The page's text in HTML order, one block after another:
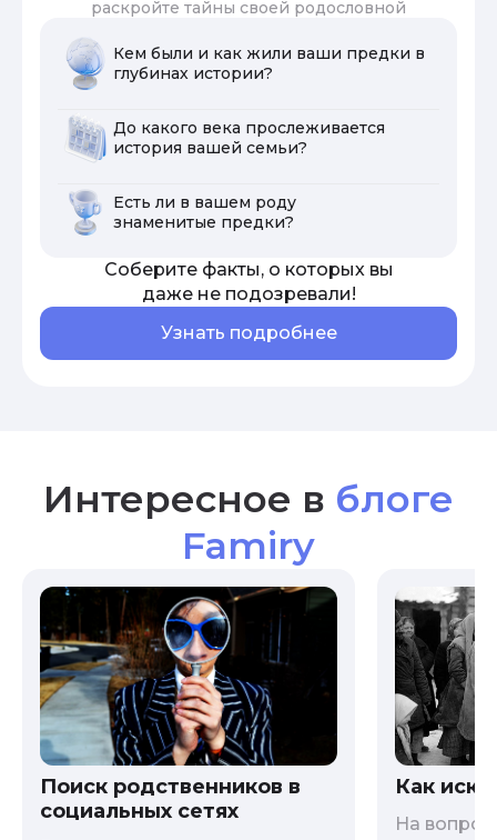
раскройте тайны своей родословной
Кем были и как жили ваши предки в
глубинах истории?
До какого века прослеживается
история вашей семьи?
Есть ли в вашем роду
знаменитые предки?
Соберите факты, о которых вы
даже не подозревали!
Узнать подробнее
Интересное в блоге
Famiry
Поиск родственников в
социальных сетях
Как
На вопрос